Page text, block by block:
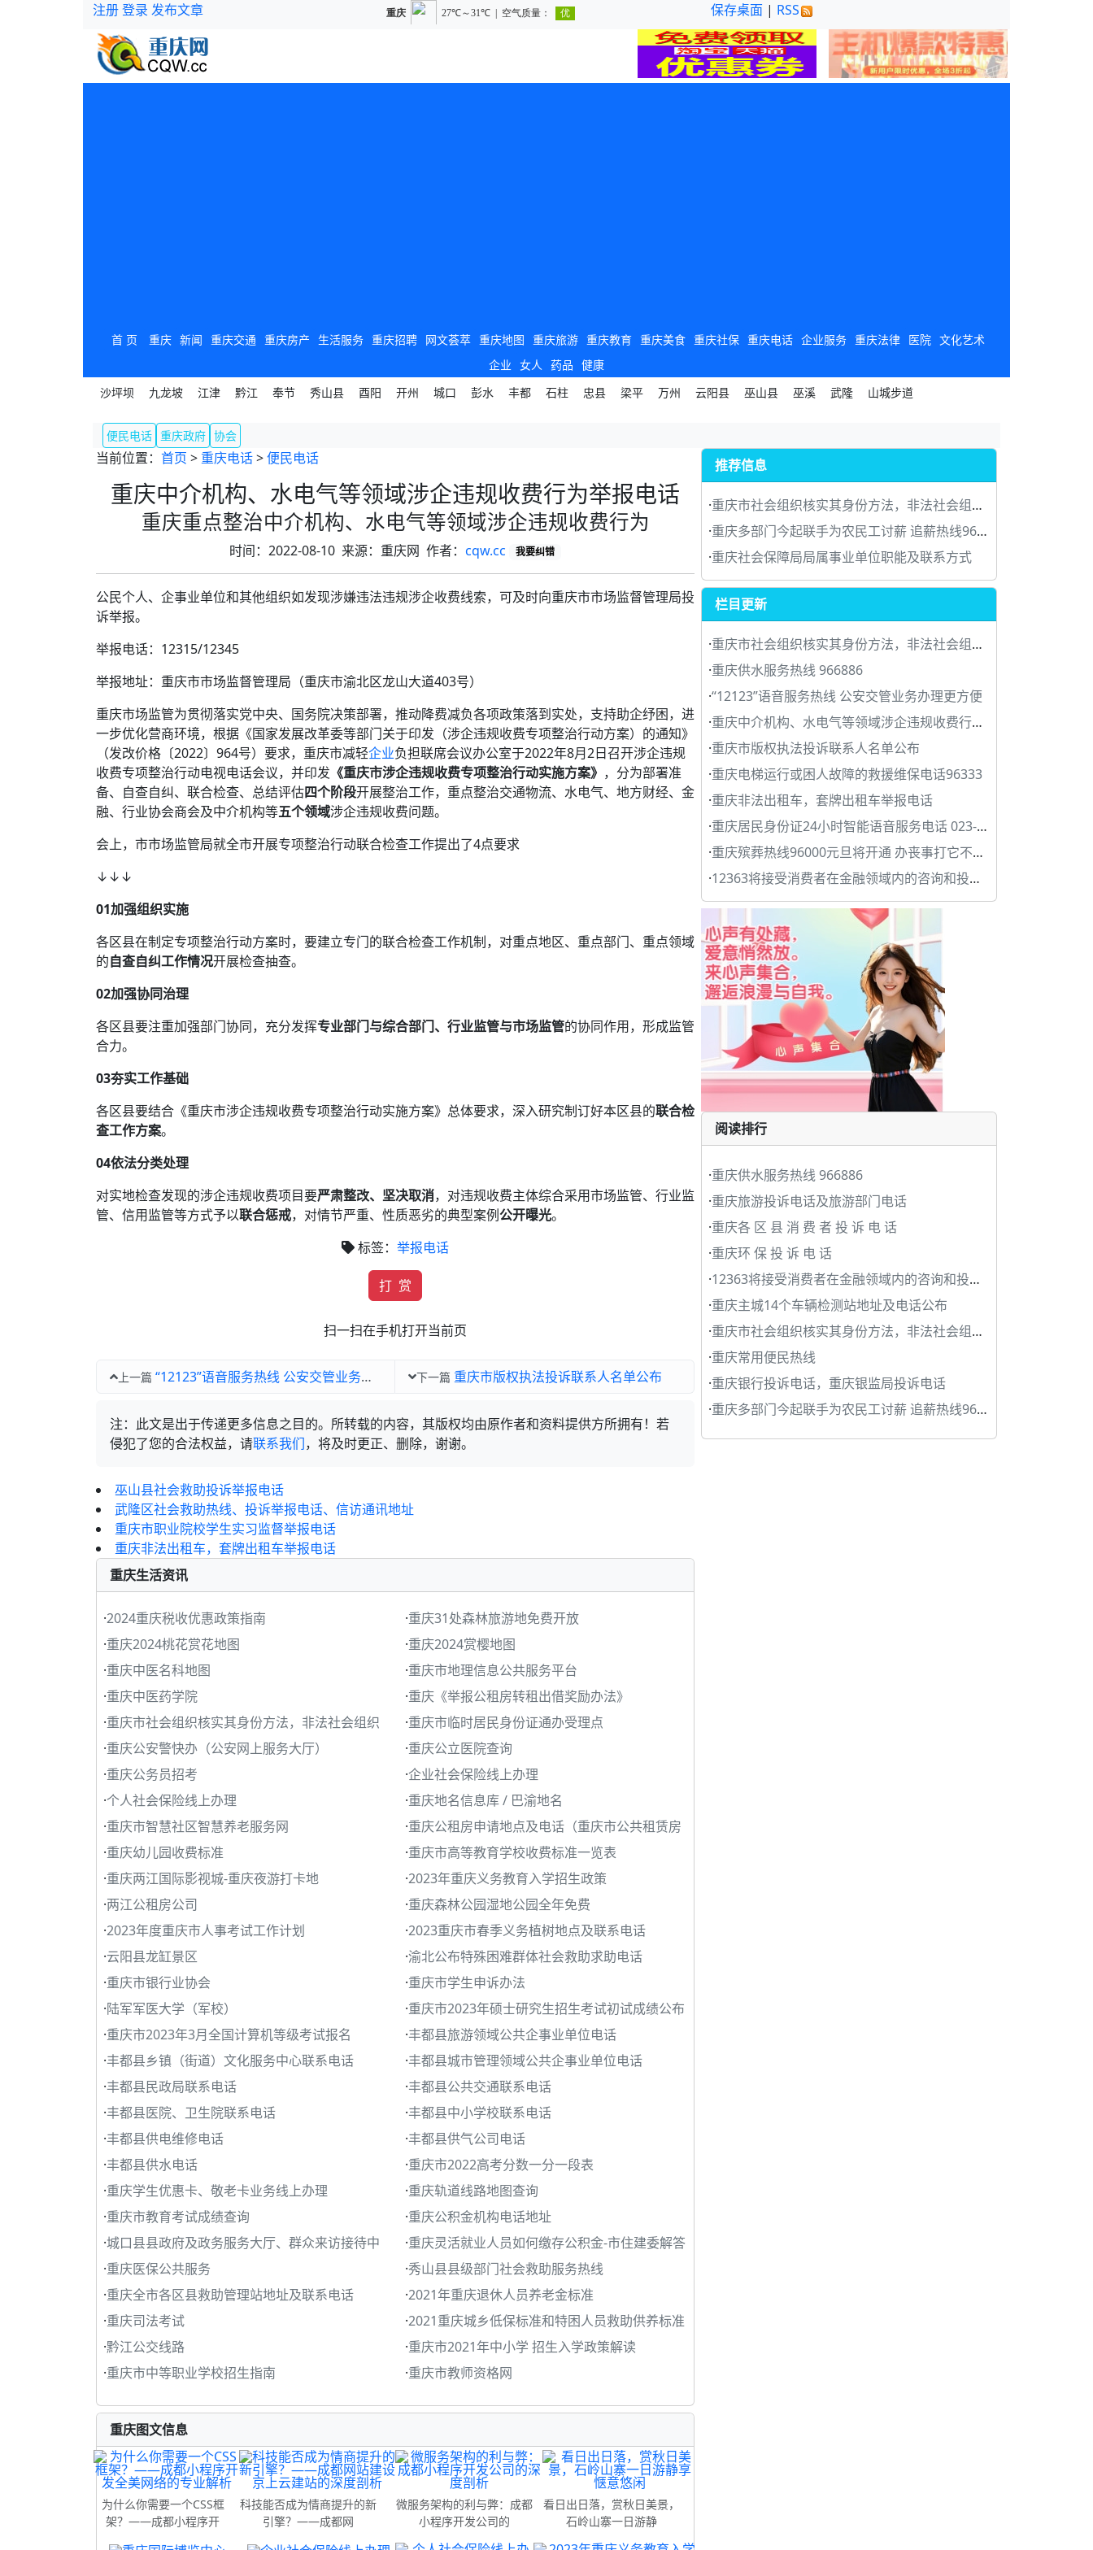
注册登录 发布文章 保存桌面 | RSS
首 页 重庆 新闻 重庆交通 重庆房产 生活服务 重庆招聘 网文荟萃 重庆地图 重庆旅游 重庆教育 重庆美食 重庆社保 重庆电话 企业服务 重庆法律 医院 文化艺术
企业 女人 药品 健康
沙坪坝
九龙坡 江津 黔江 奉节 秀山县 酉阳 开州 城口 彭水 丰都 石柱 忠县 梁平 万州 云阳县 巫山县 巫溪 武隆 山城步道
便民电话 重庆政府 协会
当前位置： 首页 > 重庆电话>便民电话
重庆中介机构、水电气等领域涉企违规收费行为举报电话
重庆重点整治中介机构、水电气等领域涉企违规收费行为
时间：2022-08-10 来源：重庆网 作者：cqw.cc 我要纠错
公民个人、企事业单位和其他组织如发现涉嫌违法违规涉企收费线索，可及时向重庆市市场监督管理局投
诉举报。
举报电话：12315/12345
举报地址：重庆市市场监督管理局（重庆市渝北区龙山大道403号）
重庆市场监管为贯彻落实党中央、国务院决策部署，推动降费减负各项政策落到实处，支持助企纾困，进
一步优化营商环境，根据《国家发展改革委等部门关于印发（涉企违规收费专项整治行动方案）的通知》
（发改价格〔2022〕964号）要求，重庆市减轻企业负担联席会议办公室于2022年8月2日召开涉企违规
收费专项整治行动电视电话会议，并印发 《重庆市涉企违规收费专项整治行动实施方案》 ，分为部署准
备、自查自纠、联合检查、总结评估四个阶段开展整治工作，重点整治交通物流、水电气、地方财经、金
融、行业协会商会及中介机构等五个领域涉企违规收费问题。
会上，市市场监管局就全市开展专项整治行动联合检查工作提出了4点要求
↓↓↓
01加强组织实施
各区县在制定专项整治行动方案时，要建立专门的联合检查工作机制，对重点地区、重点部门、重点领域
的自查自纠工作情况开展检查抽查。
02加强协同治理
各区县要注重加强部门协同，充分发挥专业部门与综合部门、行业监管与市场监管的协同作用，形成监管
合力。
03夯实工作基础
各区县要结合《重庆市涉企违规收费专项整治行动实施方案》总体要求，深入研究制订好本区县的联合检
查工作方案。
04依法分类处理
对实地检查发现的涉企违规收费项目要严肃整改、坚决取消，对违规收费主体综合采用市场监管、行业监
管、信用监管等方式予以联合惩戒，对情节严重、性质恶劣的典型案例公开曝光。
标签： 举报电话
打 赏
扫一扫在手机打开当前页
上一篇 “12123”语音服务热线 公安交管业务办理更方便 下一篇 重庆市版权执法投诉联系人名单公布
注：此文是出于传递更多信息之目的。所转载的内容，其版权均由原作者和资料提供方所拥有！若
侵犯了您的合法权益，请联系我们，将及时更正、删除，谢谢。
巫山县社会救助投诉举报电话
武隆区社会救助热线、投诉举报电话、信访通讯地址
重庆市职业院校学生实习监督举报电话
重庆非法出租车，套牌出租车举报电话
重庆生活资讯
·2024重庆税收优惠政策指南 ·重庆31处森林旅游地免费开放
·重庆2024桃花赏花地图 ·重庆2024赏樱地图
·重庆中医名科地图 ·重庆市地理信息公共服务平台
·重庆中医药学院 ·重庆《举报公租房转租出借奖励办法》
·重庆市社会组织核实其身份方法，非法社会组织 ·重庆市临时居民身份证通办受理点
·重庆公安警快办（公安网上服务大厅） ·重庆公立医院查询
·重庆公务员招考 ·企业社会保险线上办理
·个人社会保险线上办理 ·重庆地名信息库 / 巴渝地名
·重庆市智慧社区智慧养老服务网 ·重庆公租房申请地点及电话（重庆市公共租赁房
·重庆幼儿园收费标准 ·重庆市高等教育学校收费标准一览表
·重庆两江国际影视城-重庆夜游打卡地 ·2023年重庆义务教育入学招生政策
·两江公租房公司 ·重庆森林公园湿地公园全年免费
·2023年度重庆市人事考试工作计划 ·2023重庆市春季义务植树地点及联系电话
·云阳县龙缸景区 ·渝北公布特殊困难群体社会救助求助电话
·重庆市银行业协会 ·重庆市学生申诉办法
·陆军军医大学（军校） ·重庆市2023年硕士研究生招生考试初试成绩公布
·重庆市2023年3月全国计算机等级考试报名 ·丰都县旅游领域公共企事业单位电话
·丰都县乡镇（街道）文化服务中心联系电话 ·丰都县城市管理领域公共企事业单位电话
·丰都县民政局联系电话 ·丰都县公共交通联系电话
·丰都县医院、卫生院联系电话 ·丰都县中小学校联系电话
·丰都县供电维修电话 ·丰都县供气公司电话
·丰都县供水电话 ·重庆市2022高考分数一分一段表
·重庆学生优惠卡、敬老卡业务线上办理 ·重庆轨道线路地图查询
·重庆市教育考试成绩查询 ·重庆公积金机构电话地址
·城口县县政府及政务服务大厅、群众来访接待中 ·重庆灵活就业人员如何缴存公积金-市住建委解答
·重庆医保公共服务 ·秀山县县级部门社会救助服务热线
·重庆全市各区县救助管理站地址及联系电话 ·2021年重庆退休人员养老金标准
·重庆司法考试 ·2021重庆城乡低保标准和特困人员救助供养标准
·黔江公交线路 ·重庆市2021年中小学 招生入学政策解读
·重庆市中等职业学校招生指南 ·重庆市教师资格网
重庆图文信息
为什么你需要一个CSS框
架？——成都小程序开
科技能否成为情商提升的新
引擎？——成都网
微服务架构的利与弊：成都
小程序开发公司的
看日出日落，赏秋日美景，
石岭山寨一日游静
推荐信息
·重庆市社会组织核实其身份方法，非法社会组织举
·重庆多部门今起联手为农民工讨薪 追薪热线96696
·重庆社会保障局局属事业单位职能及联系方式
栏目更新
·重庆市社会组织核实其身份方法，非法社会组织举报电话
·重庆供水服务热线 966886
·“12123”语音服务热线 公安交管业务办理更方便
·重庆中介机构、水电气等领域涉企违规收费行为举报电话
·重庆市版权执法投诉联系人名单公布
·重庆电梯运行或困人故障的救援维保电话96333
·重庆非法出租车，套牌出租车举报电话
·重庆居民身份证24小时智能语音服务电话 023-63750094
·重庆殡葬热线96000元旦将开通 办丧事打它不花冤枉钱
·12363将接受消费者在金融领域内的咨询和投诉。
阅读排行
·重庆供水服务热线 966886
·重庆旅游投诉电话及旅游部门电话
·重庆各 区 县 消 费 者 投 诉 电 话
·重庆环 保 投 诉 电 话
·12363将接受消费者在金融领域内的咨询和投诉。
·重庆主城14个车辆检测站地址及电话公布
·重庆市社会组织核实其身份方法，非法社会组织举报电话
·重庆常用便民热线
·重庆银行投诉电话，重庆银监局投诉电话
·重庆多部门今起联手为农民工讨薪 追薪热线966965